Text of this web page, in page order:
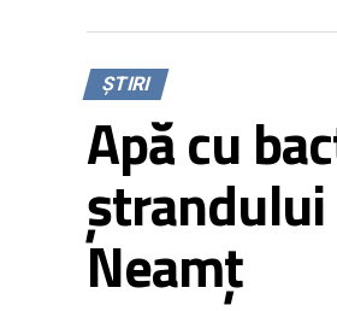
ȘTIRI
Apă cu
ștrandului
Neamț